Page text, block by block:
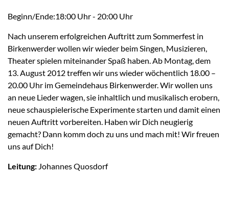
Beginn/Ende:18:00 Uhr - 20:00 Uhr
Nach unserem erfolgreichen Auftritt zum Sommerfest in
Birkenwerder wollen wir wieder beim Singen, Musizieren,
Theater spielen miteinander Spaß haben. Ab Montag, dem
13. August 2012 treffen wir uns wieder wöchentlich 18.00 –
20.00 Uhr im Gemeindehaus Birkenwerder. Wir wollen uns
an neue Lieder wagen, sie inhaltlich und musikalisch erobern,
neue schauspielerische Experimente starten und damit einen
neuen Auftritt vorbereiten. Haben wir Dich neugierig
gemacht? Dann komm doch zu uns und mach mit! Wir freuen
uns auf Dich!
Leitung: Johannes Quosdorf